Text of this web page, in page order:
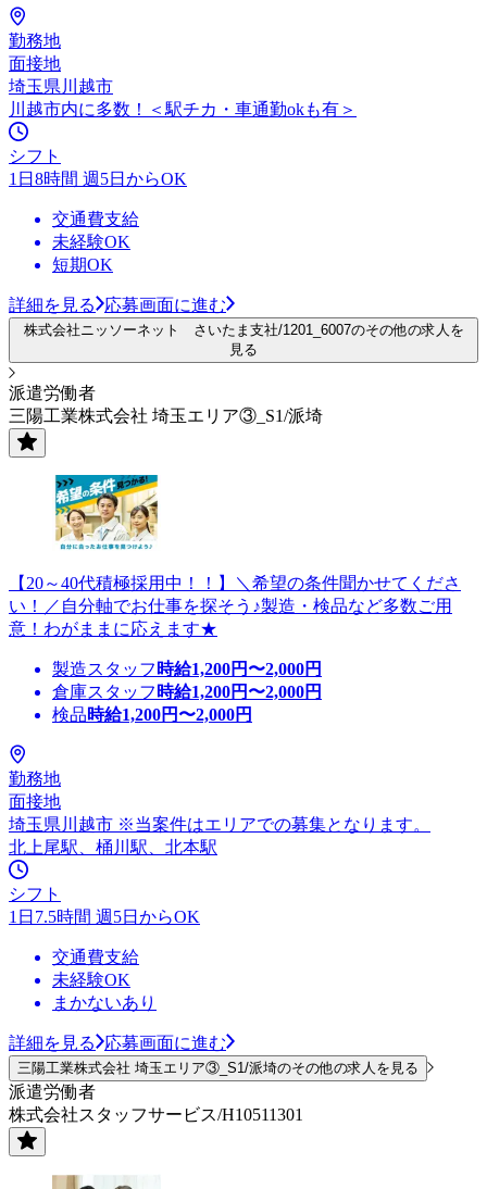
勤務地
面接地
埼玉県川越市
川越市内に多数！＜駅チカ・車通勤okも有＞
シフト
1日8時間 週5日からOK
交通費支給
未経験OK
短期OK
詳細を見る 応募画面に進む
株式会社ニッソーネット さいたま支社/1201_6007のその他の求人を
見る
派遣労働者
三陽工業株式会社 埼玉エリア③_S1/派埼
【20～40代積極採用中！！】＼希望の条件聞かせてくださ
い！／自分軸でお仕事を探そう♪製造・検品など多数ご用
意！わがままに応えます★
製造スタッフ 時給1,200円〜2,000円
倉庫スタッフ 時給1,200円〜2,000円
検品時給1,200円〜2,000円
勤務地
面接地
埼玉県川越市 ※当案件はエリアでの募集となります。
北上尾駅、桶川駅、北本駅
シフト
1日7.5時間 週5日からOK
交通費支給
未経験OK
まかないあり
詳細を見る 応募画面に進む
三陽工業株式会社 埼玉エリア③_S1/派埼のその他の求人を見る
派遣労働者
株式会社スタッフサービス/H10511301